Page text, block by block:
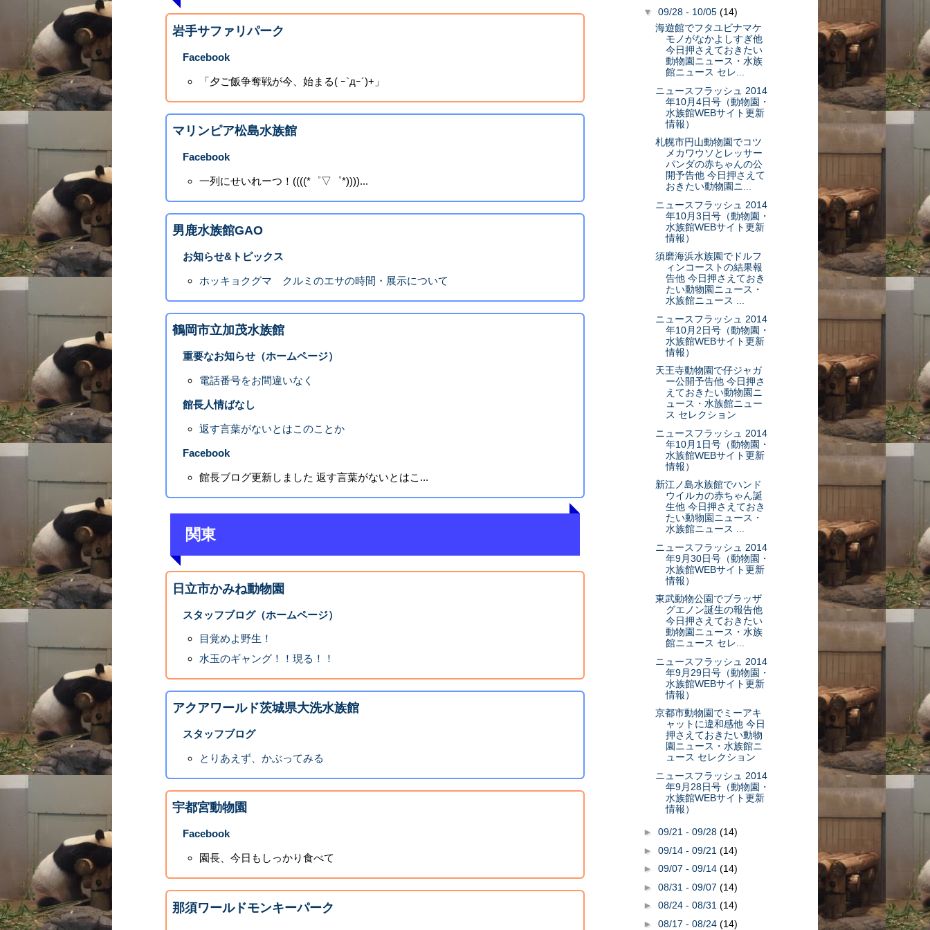
岩手サファリパーク
Facebook
「夕ご飯争奪戦が今、始まる( ｰ`дｰ´)+」
マリンピア松島水族館
Facebook
一列にせいれーつ！((((*゜▽゜*))))...
男鹿水族館GAO
お知らせ&トピックス
ホッキョクグマ クルミのエサの時間・展示について
鶴岡市立加茂水族館
重要なお知らせ（ホームページ）
電話番号をお間違いなく
館長人情ばなし
返す言葉がないとはこのことか
Facebook
館長ブログ更新しました 返す言葉がないとはこ...
関東
日立市かみね動物園
スタッフブログ（ホームページ）
目覚めよ野生！
水玉のギャング！！現る！！
アクアワールド茨城県大洗水族館
スタッフブログ
とりあえず、かぶってみる
宇都宮動物園
Facebook
園長、今日もしっかり食べて
那須ワールドモンキーパーク
▼ 09/28 - 10/05 (14)
海遊館でフタユビナマケ
モノがなかよしすぎ他
今日押さえておきたい
動物園ニュース・水族
館ニュース セレ...
ニュースフラッシュ 2014
年10月4日号（動物園・
水族館WEBサイト更新
情報）
札幌市円山動物園でコツ
メカワウソとレッサー
パンダの赤ちゃんの公
開予告他 今日押さえて
おきたい動物園ニ...
ニュースフラッシュ 2014
年10月3日号（動物園・
水族館WEBサイト更新
情報）
須磨海浜水族園でドルフ
ィンコーストの結果報
告他 今日押さえておき
たい動物園ニュース・
水族館ニュース ...
ニュースフラッシュ 2014
年10月2日号（動物園・
水族館WEBサイト更新
情報）
天王寺動物園で仔ジャガ
ー公開予告他 今日押さ
えておきたい動物園ニ
ュース・水族館ニュー
ス セレクション
ニュースフラッシュ 2014
年10月1日号（動物園・
水族館WEBサイト更新
情報）
新江ノ島水族館でハンド
ウイルカの赤ちゃん誕
生他 今日押さえておき
たい動物園ニュース・
水族館ニュース ...
ニュースフラッシュ 2014
年9月30日号（動物園・
水族館WEBサイト更新
情報）
東武動物公園でブラッザ
グエノン誕生の報告他
今日押さえておきたい
動物園ニュース・水族
館ニュース セレ...
ニュースフラッシュ 2014
年9月29日号（動物園・
水族館WEBサイト更新
情報）
京都市動物園でミーアキ
ャットに違和感他 今日
押さえておきたい動物
園ニュース・水族館ニ
ュース セレクション
ニュースフラッシュ 2014
年9月28日号（動物園・
水族館WEBサイト更新
情報）
► 09/21 - 09/28 (14)
► 09/14 - 09/21 (14)
► 09/07 - 09/14 (14)
► 08/31 - 09/07 (14)
► 08/24 - 08/31 (14)
► 08/17 - 08/24 (14)